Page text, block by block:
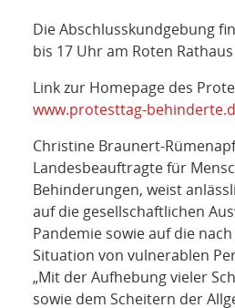
Die Abschlusskundgebung
bis 17 Uhr am Roten
Link zur Homepage des
www.protesttag-
Christine Braunert-
Landesbeauftragte für
Behinderungen, weist
auf die gesellschaftlichen
Pandemie sowie auf die
Situation von vulnerablen
„Mit der Aufhebung vieler
sowie dem Scheitern der